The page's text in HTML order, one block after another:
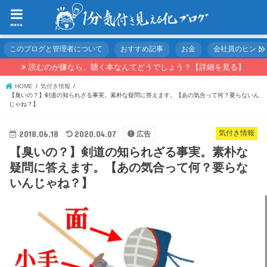
menu
このブログと管理者について おすすめ記事 お金 会社員のヒント
読むのが嫌なら、聴く本なんてどうでしょう？【詳細を見る】
HOME
気付き情報
【臭いの？】剣道の知られざる事実。素朴な疑問に答えます。【あの気合って何？要らないん
じゃね？】
気付き情報
2018.06.18 2020.04.07 広告
【臭いの？】剣道の知られざる事実。素朴な
疑問に答えます。【あの気合って何？要らな
いんじゃね？】